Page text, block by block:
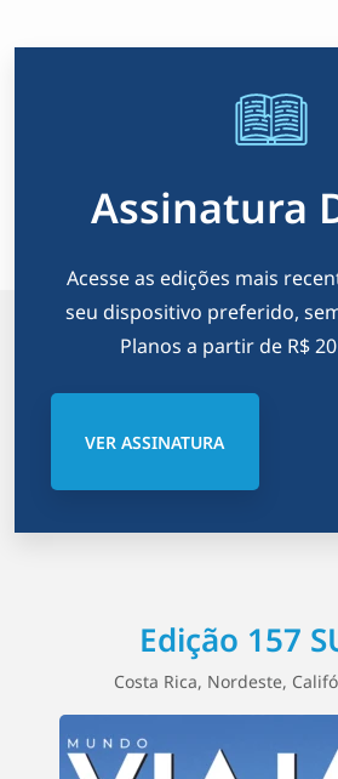
Assinatura
Acesse as edições mais
seu dispositivo preferido,
Planos a partir de R$
VER ASSINATURA
Edição 157
Costa Rica, Nordeste,